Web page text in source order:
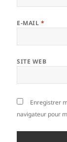
E-MAIL *
SITE WEB
Enregistrer
navigateur pour